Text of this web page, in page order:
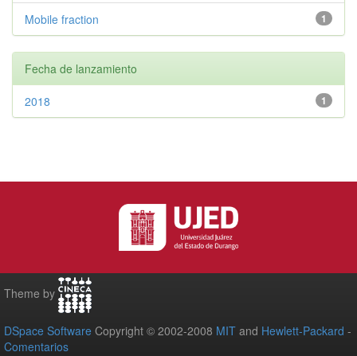
1
Mobile fraction
Fecha de lanzamiento
1
2018
Theme by
DSpace Software Copyright © 2002-2008 MIT and Hewlett-Packard -
Comentarios